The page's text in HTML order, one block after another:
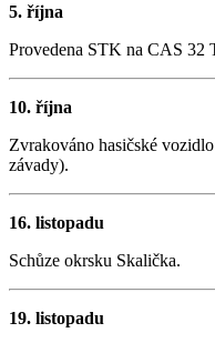
5. října
Provedena STK na CAS 32
10. října
Zvrakováno hasičské
závady).
16. listopadu
Schůze okrsku Skalička.
19. listopadu